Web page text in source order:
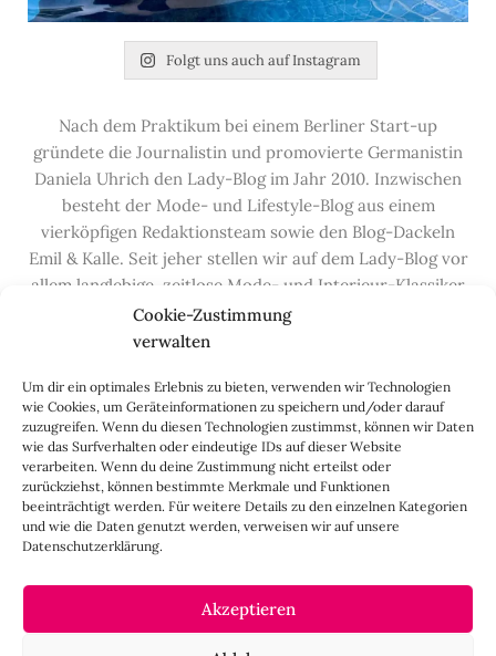
Cookie-Zustimmung
verwalten
Um dir ein optimales Erlebnis zu bieten, verwenden wir Technologien
wie Cookies, um Geräteinformationen zu speichern und/oder darauf
zuzugreifen. Wenn du diesen Technologien zustimmst, können wir Daten
wie das Surfverhalten oder eindeutige IDs auf dieser Website
verarbeiten. Wenn du deine Zustimmung nicht erteilst oder
zurückziehst, können bestimmte Merkmale und Funktionen
beeinträchtigt werden. Für weitere Details zu den einzelnen Kategorien
und wie die Daten genutzt werden, verweisen wir auf unsere
Datenschutzerklärung.
Akzeptieren
Folgt uns auch auf Instagram
Nach dem Praktikum bei einem Berliner Start-up
gründete die Journalistin und promovierte Germanistin
Daniela Uhrich den Lady-Blog im Jahr 2010. Inzwischen
besteht der Mode- und Lifestyle-Blog aus einem
vierköpfigen Redaktionsteam sowie den Blog-Dackeln
Emil & Kalle. Seit jeher stellen wir auf dem Lady-Blog vor
allem langlebige, zeitlose Mode- und Interieur-Klassiker
vor, die hochwertig verarbeitet und unter guten
Bedingungen hergestellt wurden – gerne „Made in
Handwerksberufe und kleine feine Firmen, denen wir
hier auf dem Blog eine Präsentationsfläche bieten, sowie
alle Dinge, die das Leben ein bisschen schöner machen.
Darüber hinaus legen wir großen Wert auf den
Austausch mit Euch, den Leserinnen – über die
Kommentarfunktion, dieLady-Frage, dieLove-List
auch überInstagram